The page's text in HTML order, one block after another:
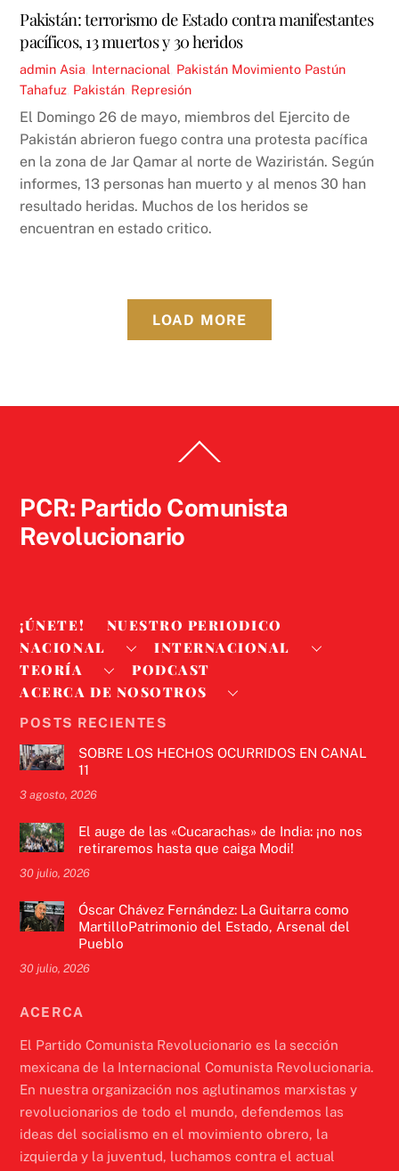
Pakistán: terrorismo de Estado contra manifestantes
pacíficos, 13 muertos y 30 heridos
admin Asia Internacional Pakistán Movimiento Pastún
Tahafuz Pakistán Represión
El Domingo 26 de mayo, miembros del Ejercito de
Pakistán abrieron fuego contra una protesta pacífica
en la zona de Jar Qamar al norte de Waziristán. Según
informes, 13 personas han muerto y al menos 30 han
resultado heridas. Muchos de los heridos se
encuentran en estado critico.
LOAD MORE
To
PCR: Partido Comunista
Revolucionario
¡ÚNETE!
NUESTRO PERIODICO
NACIONAL
INTERNACIONAL
TEORÍA
PODCAST
ACERCA DE NOSOTROS
POSTS RECIENTES
SOBRE LOS HECHOS OCURRIDOS EN CANAL
11
3 agosto, 2026
El auge de las «Cucarachas» de India: ¡no nos
retiraremos hasta que caiga Modi!
30 julio, 2026
Óscar Chávez Fernández: La Guitarra como
MartilloPatrimonio del Estado, Arsenal del
Pueblo
30 julio, 2026
ACERCA
El Partido Comunista Revolucionario es la sección
mexicana de la Internacional Comunista Revolucionaria.
En nuestra organización nos aglutinamos marxistas y
revolucionarios de todo el mundo, defendemos las
ideas del socialismo en el movimiento obrero, la
izquierda y la juventud, luchamos contra el actual